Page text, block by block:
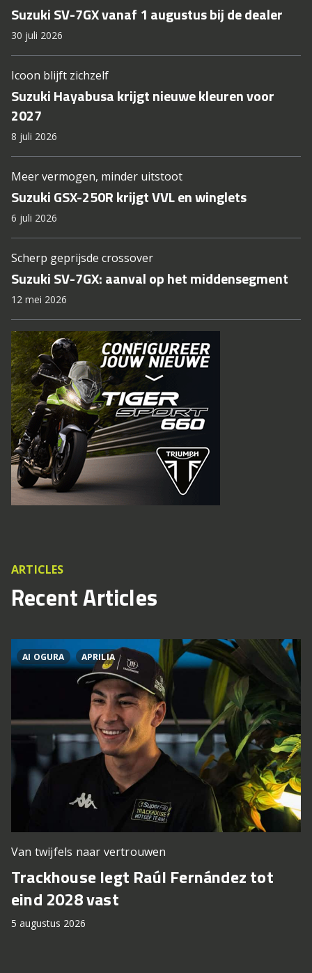
Suzuki SV-7GX vanaf 1 augustus bij de dealer
30 juli 2026
Icoon blijft zichzelf
Suzuki Hayabusa krijgt nieuwe kleuren voor
2027
8 juli 2026
Meer vermogen, minder uitstoot
Suzuki GSX-250R krijgt VVL en winglets
6 juli 2026
Scherp geprijsde crossover
Suzuki SV-7GX: aanval op het middensegment
12 mei 2026
ARTICLES
Recent Articles
AI OGURA APRILIA
Van twijfels naar vertrouwen
Trackhouse legt Raúl Fernández tot
eind 2028 vast
5 augustus 2026